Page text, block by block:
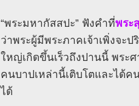
“พระมหากัสสปะ” ฟังคำที่พระ
ว่าพระผู้มีพระภาคเจ้าเพิ่งจะ
ใหญ่เกิดขึ้นเร็วถึงปานนี้ พระ
คนบาปเหล่านี้เติบโตและได้
ได้